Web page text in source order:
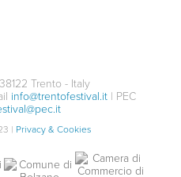
Trento - Italy
info@trentofestival.it | PEC
| Privacy & Cookies